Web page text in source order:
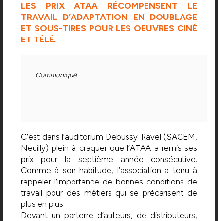
LES PRIX ATAA RÉCOMPENSENT LE
TRAVAIL D’ADAPTATION EN DOUBLAGE
ET SOUS-TIRES POUR LES OEUVRES CINÉ
ET TÉLÉ.
Communiqué
C’est dans l’auditorium Debussy-Ravel (SACEM,
Neuilly) plein à craquer que l’ATAA a remis ses
prix pour la septième année consécutive.
Comme à son habitude, l’association a tenu à
rappeler l’importance de bonnes conditions de
travail pour des métiers qui se précarisent de
plus en plus.
Devant un parterre d’auteurs, de distributeurs,